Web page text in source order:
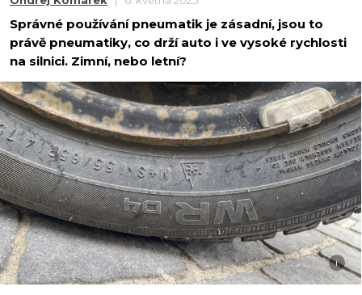
Správné používání pneumatik je zásadní, jsou to
právě pneumatiky, co drží auto i ve vysoké rychlosti
na silnici. Zimní, nebo letní?
i